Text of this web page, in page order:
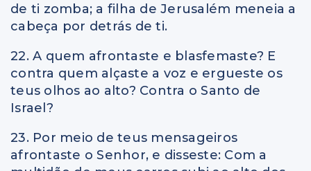
de ti zomba; a filha de Jerusalém meneia a
cabeça por detrás de ti.
22. A quem afrontaste e blasfemaste? E
contra quem alçaste a voz e ergueste os
teus olhos ao alto? Contra o Santo de
Israel?
23. Por meio de teus mensageiros
afrontaste o Senhor, e disseste: Com a